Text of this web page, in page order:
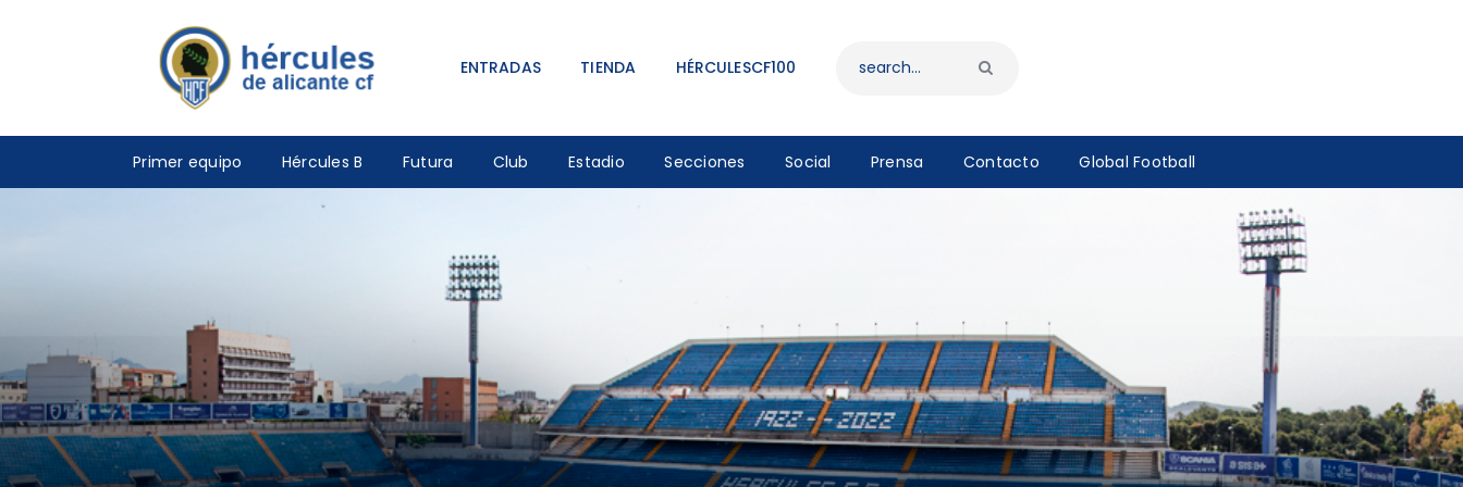
ENTRADAS TIENDA HÉRCULESCF100
Primer equipo Hércules B Futura Club Estadio Secciones Social Prensa Contacto Global Football
TIENDA